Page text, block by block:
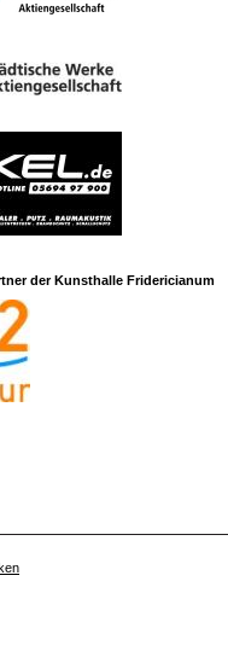
der Kunsthalle Fridericianum